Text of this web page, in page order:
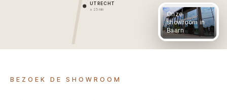
UTRECHT
± 25 min
Onze
showroom in
Baarn
BEZOEK DE SHOWROOM